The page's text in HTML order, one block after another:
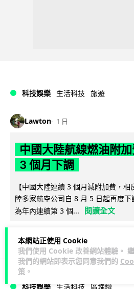
本網站正使用 Cookie
我們使用 Cookie 改善網站體驗。
我們的網站即表示您同意我們的
策 。
科技娛樂 生活科技 旅遊
Lawton 1 日
中國大陸航線燃油附
3 個月下調
【中國大陸連續 3 個月減附加費，
陸多家航空公司自 8 月 5 日起再度下
為年內連續第 3 個...
閱讀全文
31 5
科技娛樂 生活科技 區塊鏈